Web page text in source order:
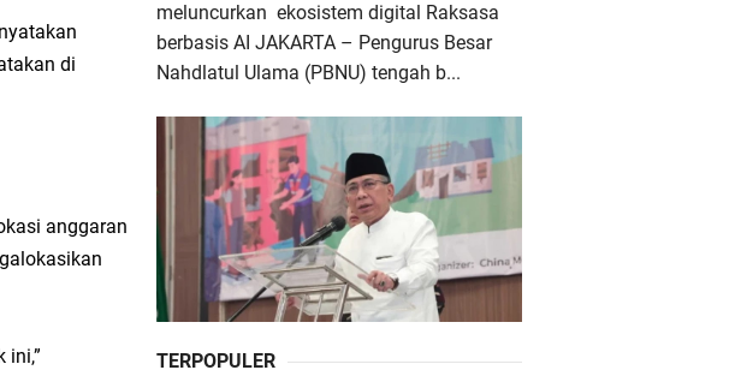
di
anggaran
ini,”
meluncurkan ekosistem digital Raksasa
berbasis AI JAKARTA – Pengurus Besar
Nahdlatul Ulama (PBNU) tengah b...
TERPOPULER